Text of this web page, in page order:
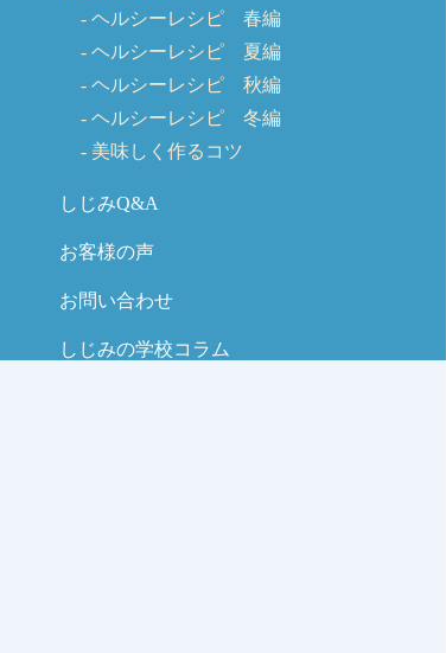
ヘルシーレシピ 春編
ヘルシーレシピ 夏編
ヘルシーレシピ 秋編
ヘルシーレシピ 冬編
美味しく作るコツ
しじみQ&A
お客様の声
お問い合わせ
しじみの学校コラム